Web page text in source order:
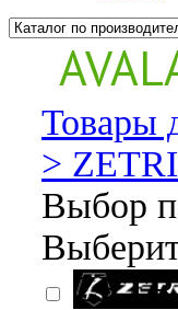
Товары
>
Выбор